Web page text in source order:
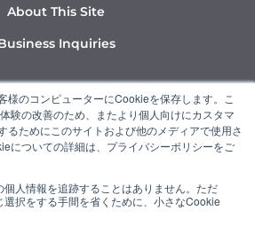
様のコンピューターにCookieを保存します。こ
験の改善のため、またより個人向けにカスタマ
るためにこのサイトおよび他のメディアで使用さ
についての詳細は、プライバシーポリシーをご
人情報を追跡することはありません。ただ
選択をする手間を省くために、小さなCookie
About This Site
Inquiries
I
n
s
t
g
L
i
n
k
d
of the Ishizuka Glass Group.